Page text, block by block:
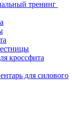
тренинг
кроссфита
для силового